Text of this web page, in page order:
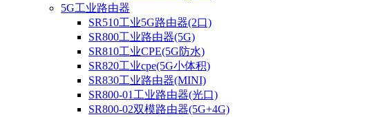
5G工业路由器
SR510工业5G路由器(2口)
SR800工业路由器(5G)
SR810工业CPE(5G防水)
SR820工业cpe(5G小体积)
SR830工业路由器(MINI)
SR800-01工业路由器(光口)
SR800-02双模路由器(5G+4G)